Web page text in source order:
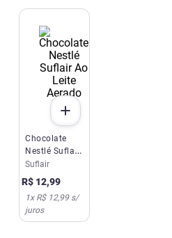
Chocolate
Nestlé Suflair
Ao Leite
Aerado 80g
Suflair
R$ 12,99
1x R$ 12,99s/
juros